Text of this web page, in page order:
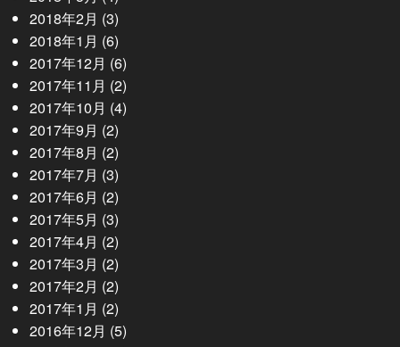
2018年2月 (3)
2018年1月 (6)
2017年12月 (6)
2017年11月 (2)
2017年10月 (4)
2017年9月 (2)
2017年8月 (2)
2017年7月 (3)
2017年6月 (2)
2017年5月 (3)
2017年4月 (2)
2017年3月 (2)
2017年2月 (2)
2017年1月 (2)
2016年12月 (5)